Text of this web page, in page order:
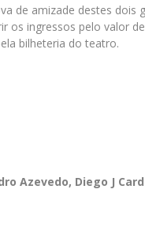
de amizade destes dois
ingressos pelo valor
bilheteria do teatro.
Azevedo, Diego J